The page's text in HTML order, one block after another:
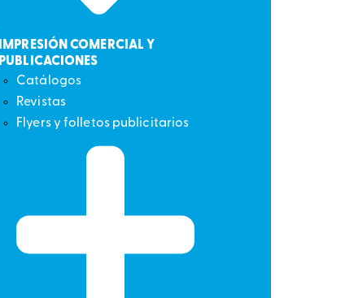
IMPRESIÓN COMERCIAL Y
PUBLICACIONES
Catálogos
Revistas
Flyers y folletos publicitarios